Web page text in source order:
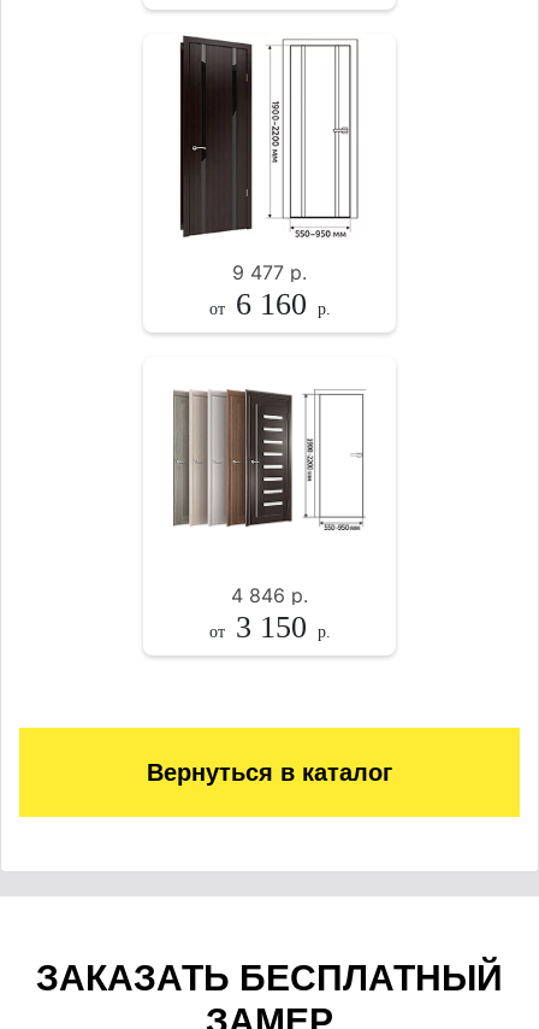
9 477 р.
от 6 160 р.
4 846 р.
от 3 150 р.
Вернуться в каталог
ЗАКАЗАТЬ БЕСПЛАТНЫЙ